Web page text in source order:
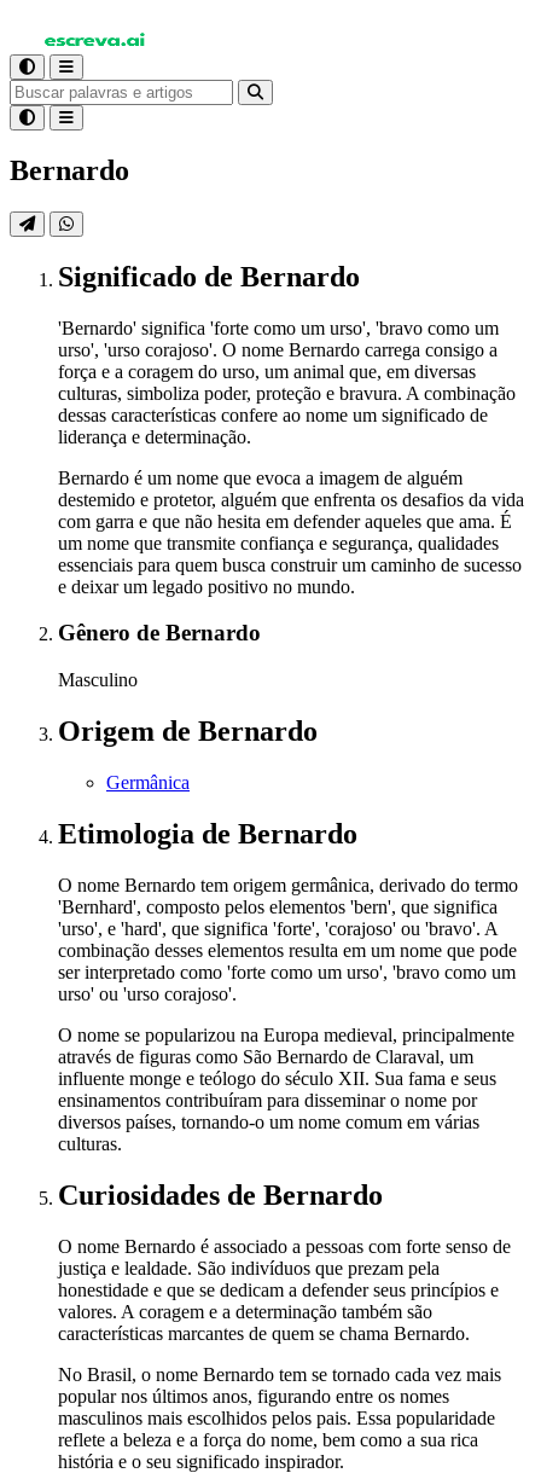
Bernardo
Significado de Bernardo
'Bernardo' significa 'forte como um urso', 'bravo como um
urso', 'urso corajoso'. O nome Bernardo carrega consigo a
força e a coragem do urso, um animal que, em diversas
culturas, simboliza poder, proteção e bravura. A combinação
dessas características confere ao nome um significado de
liderança e determinação.
Bernardo é um nome que evoca a imagem de alguém
destemido e protetor, alguém que enfrenta os desafios da vida
com garra e que não hesita em defender aqueles que ama. É
um nome que transmite confiança e segurança, qualidades
essenciais para quem busca construir um caminho de sucesso
e deixar um legado positivo no mundo.
Gênero de Bernardo
Masculino
Origem de Bernardo
Germânica
Etimologia de Bernardo
O nome Bernardo tem origem germânica, derivado do termo
'Bernhard', composto pelos elementos 'bern', que significa
'urso', e 'hard', que significa 'forte', 'corajoso' ou 'bravo'. A
combinação desses elementos resulta em um nome que pode
ser interpretado como 'forte como um urso', 'bravo como um
urso' ou 'urso corajoso'.
O nome se popularizou na Europa medieval, principalmente
através de figuras como São Bernardo de Claraval, um
influente monge e teólogo do século XII. Sua fama e seus
ensinamentos contribuíram para disseminar o nome por
diversos países, tornando-o um nome comum em várias
culturas.
Curiosidades de Bernardo
O nome Bernardo é associado a pessoas com forte senso de
justiça e lealdade. São indivíduos que prezam pela
honestidade e que se dedicam a defender seus princípios e
valores. A coragem e a determinação também são
características marcantes de quem se chama Bernardo.
No Brasil, o nome Bernardo tem se tornado cada vez mais
popular nos últimos anos, figurando entre os nomes
masculinos mais escolhidos pelos pais. Essa popularidade
reflete a beleza e a força do nome, bem como a sua rica
história e o seu significado inspirador.